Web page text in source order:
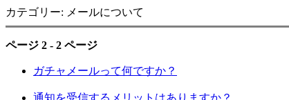
カテゴリー: メールについて
ページ 2 - 2 ページ
ガチャメールって何ですか？
通知を受信するメリットはありますか？